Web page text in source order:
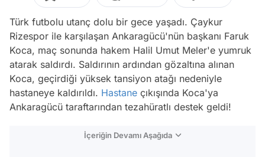
Türk futbolu utanç dolu bir gece yaşadı. Çaykur
Rizespor ile karşılaşan Ankaragücü'nün başkanı Faruk
Koca, maç sonunda hakem Halil Umut Meler'e yumruk
atarak saldırdı. Saldırının ardından gözaltına alınan
Koca, geçirdiği yüksek tansiyon atağı nedeniyle
hastaneye kaldırıldı. Hastane çıkışında Koca'ya
Ankaragücü taraftarından tezahüratlı destek geldi!
İçeriğin Devamı Aşağıda